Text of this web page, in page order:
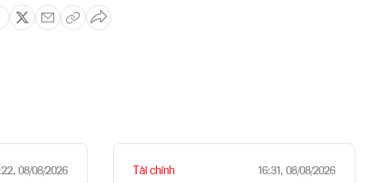
08/08/2026 Tài chính 16:31, 08/08/2026